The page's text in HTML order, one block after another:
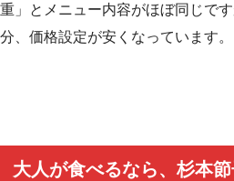
重」とメニュー内容がほぼ同じで
分、価格設定が安くなっています。
大人が食べるなら、杉本